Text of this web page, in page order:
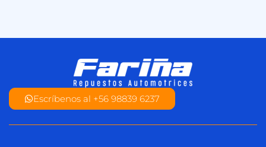
Escríbenos al +56 98839 6237